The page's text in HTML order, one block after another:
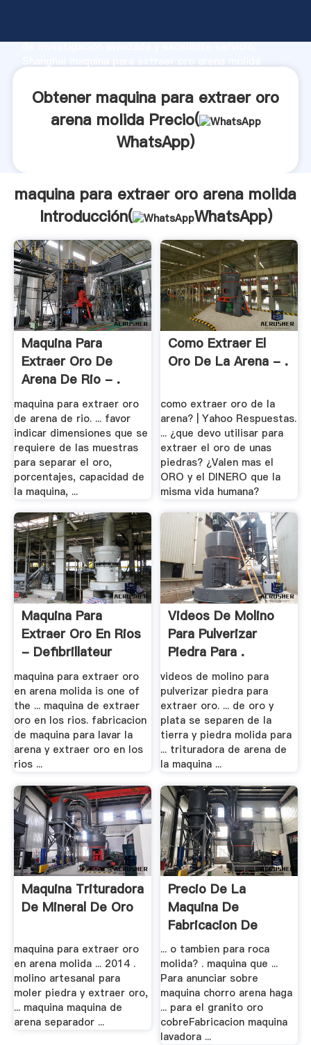
de investigación avanzada y excelente servicio,
clientes.
Obtener maquina para extraer oro
arena molida Precio(
WhatsApp)
maquina para extraer oro arena molida
Introducción(
WhatsApp)
Maquina Para
Extraer Oro De
Arena De Rio - .
maquina para extraer oro
de arena de rio. ... favor
indicar dimensiones que se
requiere de las muestras
para separar el oro,
porcentajes, capacidad de
la maquina, ...
Como Extraer El
Oro De La Arena - .
como extraer oro de la
arena? | Yahoo Respuestas.
... ¿que devo utilisar para
extraer el oro de unas
piedras? ¿Valen mas el
ORO y el DINERO que la
misma vida humana?
Maquina Para
Extraer Oro En Rios
- Defibrillateur
maquina para extraer oro
en arena molida is one of
the ... maquina de extraer
oro en los rios. fabricacion
de maquina para lavar la
arena y extraer oro en los
rios ...
Videos De Molino
Para Pulverizar
Piedra Para .
videos de molino para
pulverizar piedra para
extraer oro. ... de oro y
plata se separen de la
tierra y piedra molida para
... trituradora de arena de
la maquina ...
Maquina Trituradora
De Mineral De Oro
maquina para extraer oro
en arena molida ... 2014 .
molino artesanal para
moler piedra y extraer oro,
... maquina maquina de
arena separador ...
Precio De La
Maquina De
Fabricacion De
Arena
... o tambien para roca
molida? . maquina que ...
Para anunciar sobre
maquina chorro arena haga
... para el granito oro
cobreFabricacion maquina
lavadora ...